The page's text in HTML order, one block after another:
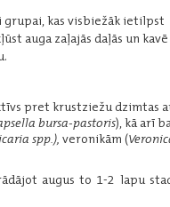
kas visbiežāk ietilpst
auga zaļajās daļās un kavē
pret krustziežu dzimtas
bursa-pastoris), kā arī
spp.), veronikām (
augus to 1-2 lapu
sistēmas
nezāļu
vielas:
10 l